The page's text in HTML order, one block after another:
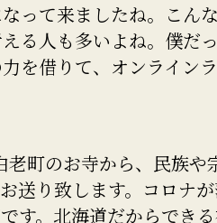
って来ましたね。こん
る人も多いよね。僕だ
を借りて、オンラインラ
老町のお寺から、民族や
送り致します。コロナ
す。北海道だからでき